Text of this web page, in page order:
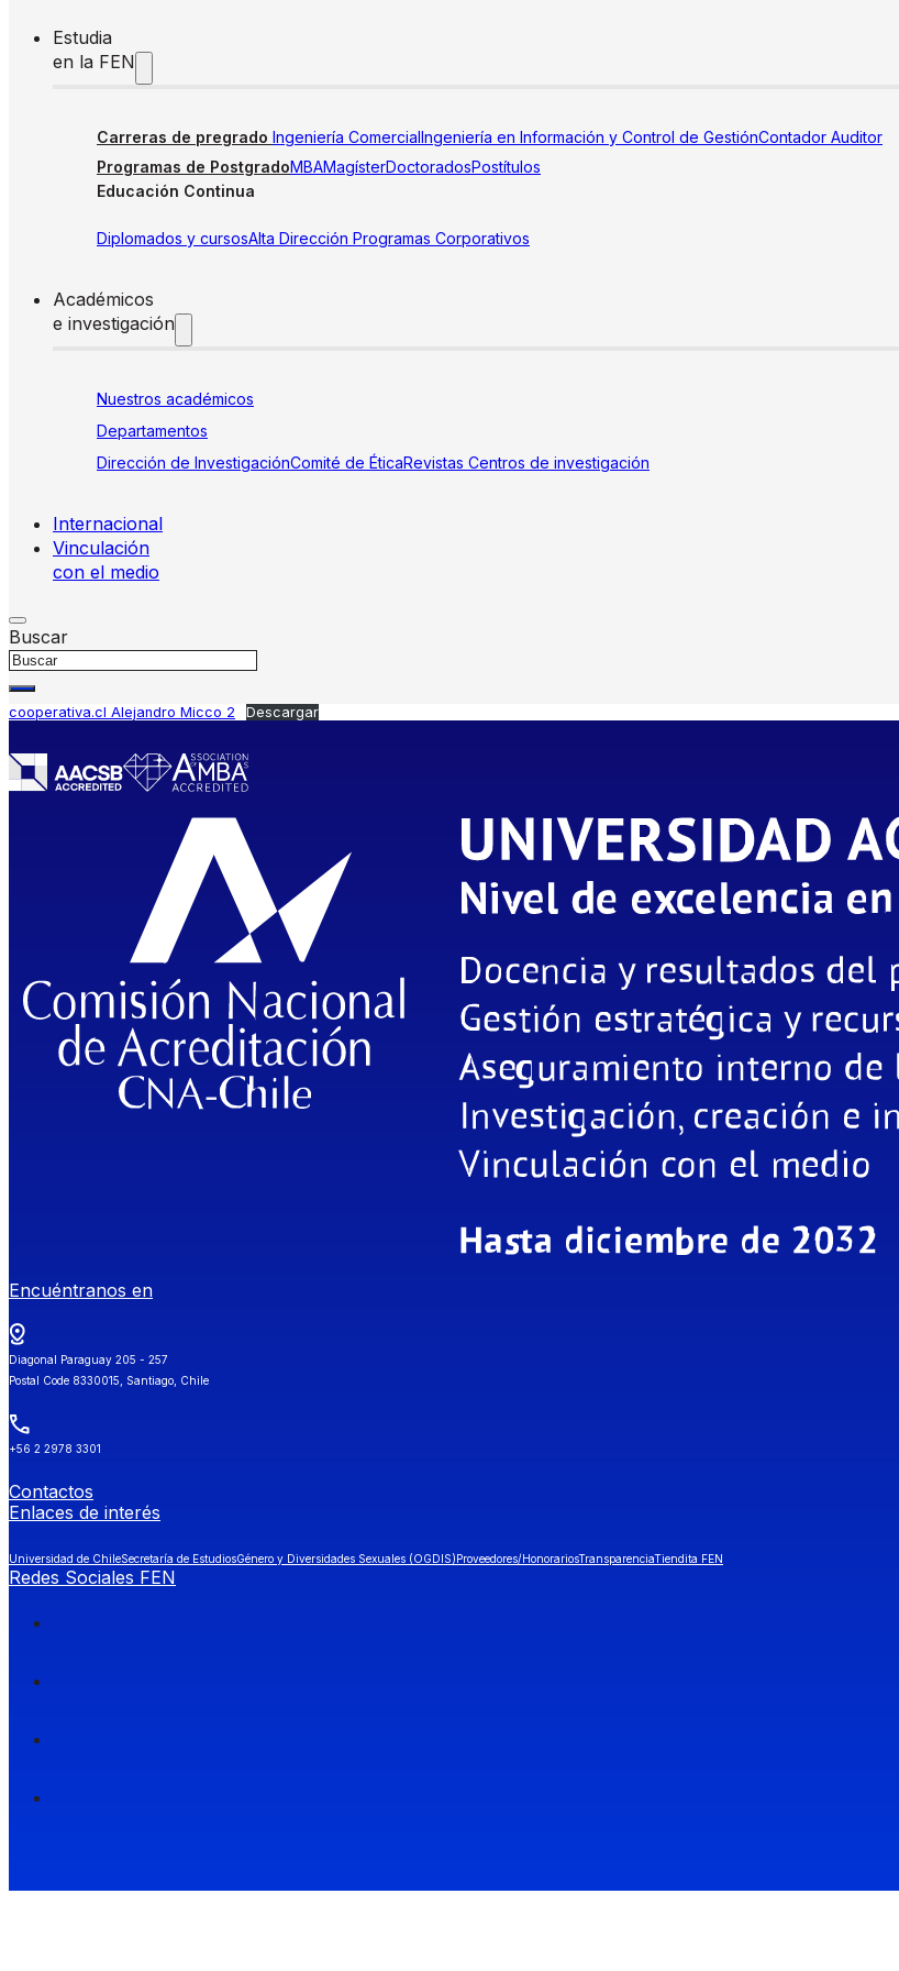
Estudia
en la FEN
Carreras de pregrado Ingeniería ComercialIngeniería en Información y Control de GestiónContador Auditor
Programas de PostgradoMBAMagísterDoctoradosPostítulos
Educación Continua
Diplomados y cursosAlta Dirección Programas Corporativos
Académicos
e investigación
Nuestros académicos
Departamentos
Dirección de InvestigaciónComité de ÉticaRevistas Centros de investigación
Internacional
Vinculación
con el medio
Buscar
cooperativa.cl Alejandro Micco 2 Descargar
Encuéntranos en
Diagonal Paraguay 205 - 257
Postal Code 8330015, Santiago, Chile
+56 2 2978 3301
Contactos
Enlaces de interés
Universidad de ChileSecretaría de EstudiosGénero y Diversidades Sexuales (OGDIS)Proveedores/HonorariosTransparenciaTiendita FEN
Redes Sociales FEN